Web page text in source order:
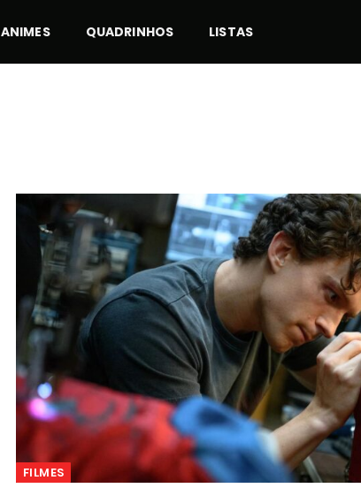
ANIMES QUADRINHOS LISTAS
FILMES